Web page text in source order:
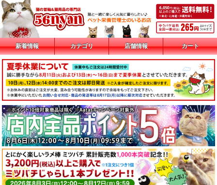
新着情報 カテゴリ 店舗情報 カート